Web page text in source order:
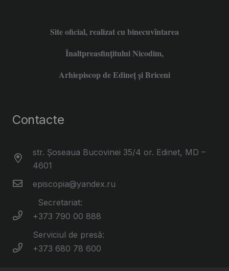
Site oficial, realizat cu binecuvîntarea
Înaltpreasfințitului Nicodim,
Arhiepiscop de Edineţ şi Briceni
Contacte
str. Șoseaua Bucovinei 35/4 or. Edinet, MD –
4601
episcopia@yandex.ru
Secretariat:
+373 790 00 888
Serviciul de presă:
+373 680 78 600